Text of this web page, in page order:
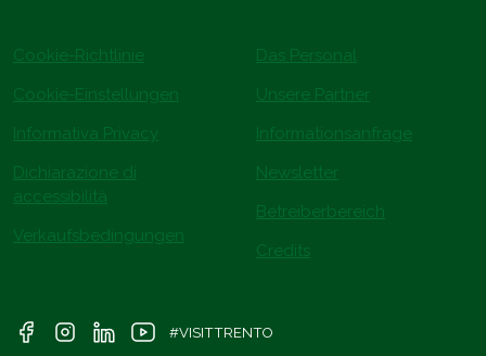
Cookie-Richtlinie
Cookie-Einstellungen
Informativa Privacy
Dichiarazione di
accessibilità
Verkaufsbedingungen
Das Personal
Unsere Partner
Informationsanfrage
Newsletter
Betreiberbereich
Credits
#VISITTRENTO